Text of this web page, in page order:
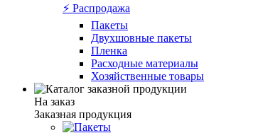
⚡️ Распродажа
Пакеты
Двухшовные пакеты
Пленка
Расходные материалы
Хозяйственные товары
На заказ
Заказная продукция